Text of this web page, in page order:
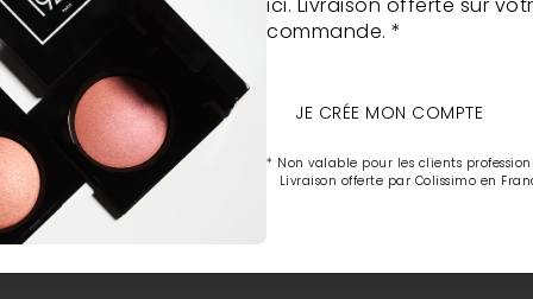
commande. *
JE CRÉE MON COMPTE
* Non valable pour les clients
Livraison offerte par Colissimo en